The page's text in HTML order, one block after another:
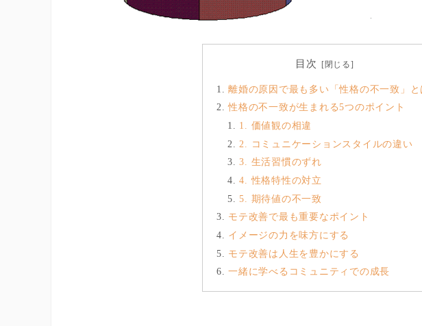
目次
離婚の原因で最も多い「性格の不一致」と
性格の不一致が生まれる5つのポイント
1. 価値観の相違
2. コミュニケーションスタイルの違い
3. 生活習慣のずれ
4. 性格特性の対立
5. 期待値の不一致
モテ改善で最も重要なポイント
イメージの力を味方にする
モテ改善は人生を豊かにする
一緒に学べるコミュニティでの成長